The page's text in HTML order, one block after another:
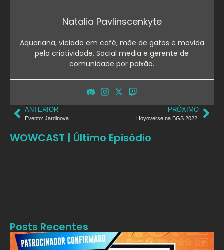
Natalia Pavlinscenkyte
Aquariana, viciada em café, mãe de gatos e movida
pela criatividade. Social media e gerente de
comunidade por paixão.
ANTERIOR
Evento: Jardinova
PRÓXIMO
Hoyoverse na BGS 2022!
WOWCAST | Último Episódio
Posts Recentes